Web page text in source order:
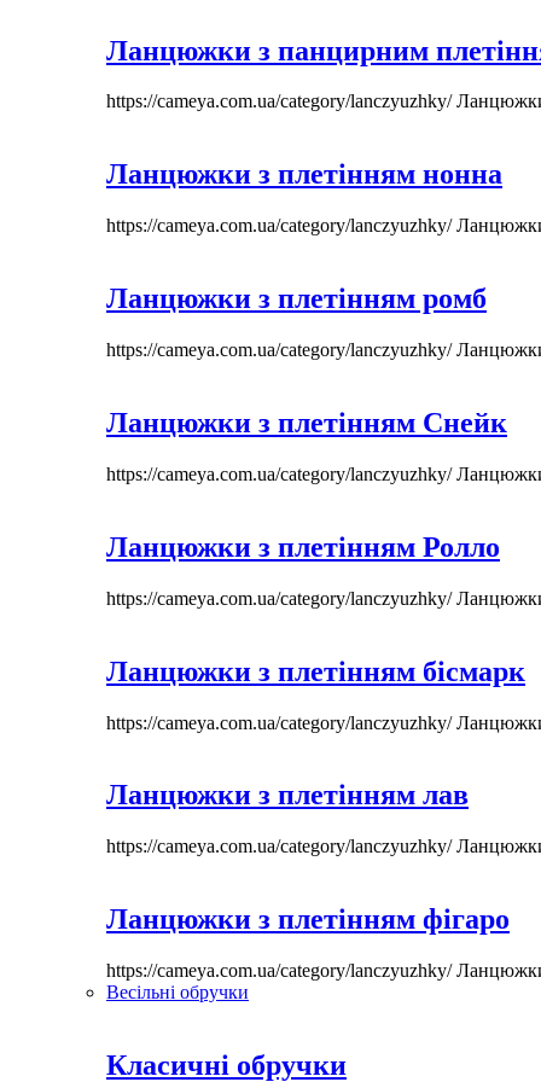
Ланцюжки з панцирним
https://cameya.com.ua/category/lanczyuzhky/
Ланцюжки з плетінням нонна
https://cameya.com.ua/category/lanczyuzhky/
Ланцюжки з плетінням ромб
https://cameya.com.ua/category/lanczyuzhky/
Ланцюжки з плетінням Снейк
https://cameya.com.ua/category/lanczyuzhky/
Ланцюжки з плетінням Ролло
https://cameya.com.ua/category/lanczyuzhky/
Ланцюжки з плетінням бісмарк
https://cameya.com.ua/category/lanczyuzhky/
Ланцюжки з плетінням лав
https://cameya.com.ua/category/lanczyuzhky/
Ланцюжки з плетінням фігаро
https://cameya.com.ua/category/lanczyuzhky/
Весільні обручки
Класичні обручки